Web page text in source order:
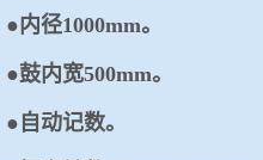
●内径1000mm。
●鼓内宽500mm。
●自动记数。